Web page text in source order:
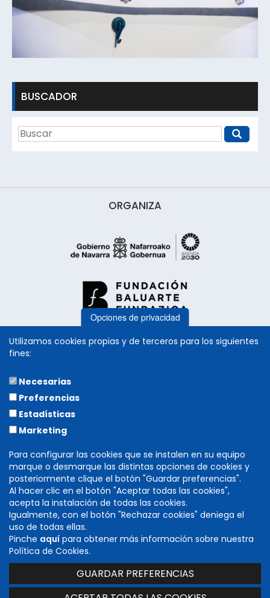
BUSCADOR
ORGANIZA
DIRECCIÓN GENERAL DE CULTURA
INSTITUCIÓN PRÍNCIPE DE VIANA
C/ Navarrería, 39. 31001 Pamplona (Navarra)
T. 848 424 600 -
Accesibilidad|Aviso legal|Mapa web
Opciones de privacidad
Utilizamos cookies propias y de terceros para los siguientes
fines:
Necesarias
Preferencias
Estadísticas
Marketing
Para configurar las cookies que se instalen en su equipo
marque o desmarque las distintas opciones de cookies y
posteriormente clique el botón "Guardar preferencias".
Al hacer clic en el botón "Aceptar todas las cookies",
acepta la instalación de todas las cookies.
Igualmente, con el botón "Rechazar cookies" deniega el
uso de todas ellas.
Pinche aquí para obtener más información sobre nuestra
Política de Cookies.
GUARDAR PREFERENCIAS